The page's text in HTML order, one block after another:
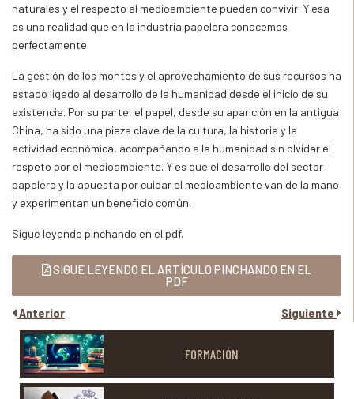
naturales y el respecto al medioambiente pueden convivir. Y esa
es una realidad que en la industria papelera conocemos
perfectamente.
La gestión de los montes y el aprovechamiento de sus recursos ha
estado ligado al desarrollo de la humanidad desde el inicio de su
existencia. Por su parte, el papel, desde su aparición en la antigua
China, ha sido una pieza clave de la cultura, la historia y la
actividad económica, acompañando a la humanidad sin olvidar el
respeto por el medioambiente. Y es que el desarrollo del sector
papelero y la apuesta por cuidar el medioambiente van de la mano
y experimentan un beneficio común.
Sigue leyendo pinchando en el pdf.
SIGUE LEYENDO EL ARTÍCULO PINCHANDO EN EL
PDF
Anterior Siguiente
FORMACIÓN